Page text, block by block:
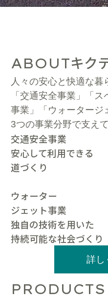
ABOUTキク
人々の安心と快適な暮
「交通安全事業」「
事業」「ウォータージ
3つの事業分野で支え
交通安全事業
安心して利用できる
道づくり
ウォーター
ジェット事業
独自の技術を用いた
持続可能な社会づくり
詳し